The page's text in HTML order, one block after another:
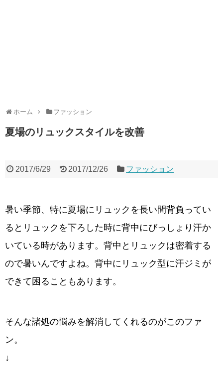
ホーム ファッション
夏場のリュックスタイルを改善
2017/6/29 2017/12/26 ファッション
暑い季節、特に夏場にリュックを長い間背負ってい
るとリュックを下ろした時に背中にびっしょり汗か
いている時があります。背中とリュックは密着する
ので暑いんですよね。背中にリュック型に汗ジミが
できて困ることもあります。
そんな諸処の悩みを解消してくれるのがこのファ
ン。
↓